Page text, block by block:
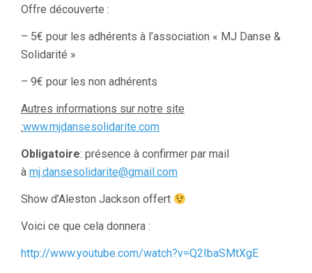
Offre découverte :
– 5€ pour les adhérents à l’association « MJ Danse &
Solidarité »
– 9€ pour les non adhérents
Autres informations sur notre site
:www.mjdansesolidarite.com
Obligatoire: présence à confirmer par mail
à mj.dansesolidarite@gmail.com
Show d’Aleston Jackson offert
Voici ce que cela donnera :
http://www.youtube.com/watch?v=Q2IbaSMtXgE